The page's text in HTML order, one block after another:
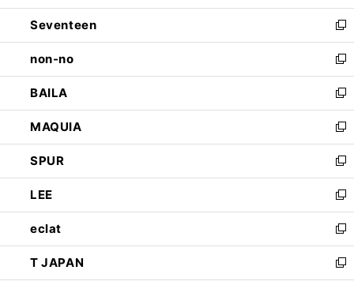
開
く
ウ
で
開
く
ン
ド
ウ
で
開
く
Seventeen
新
し
い
ウ
ィ
ン
ド
ウ
で
開
く
non-no
新
し
い
ウ
ィ
ン
ド
ウ
で
開
く
BAILA
新
し
い
ウ
ィ
ン
ド
ウ
で
開
く
MAQUIA
新
し
い
ウ
ィ
ン
ド
ウ
で
開
SPUR
新
し
い
ウ
ィ
ン
ド
ウ
LEE
新
し
い
ウ
ィ
ン
eclat
新
し
い
ウ
T JAPAN
新